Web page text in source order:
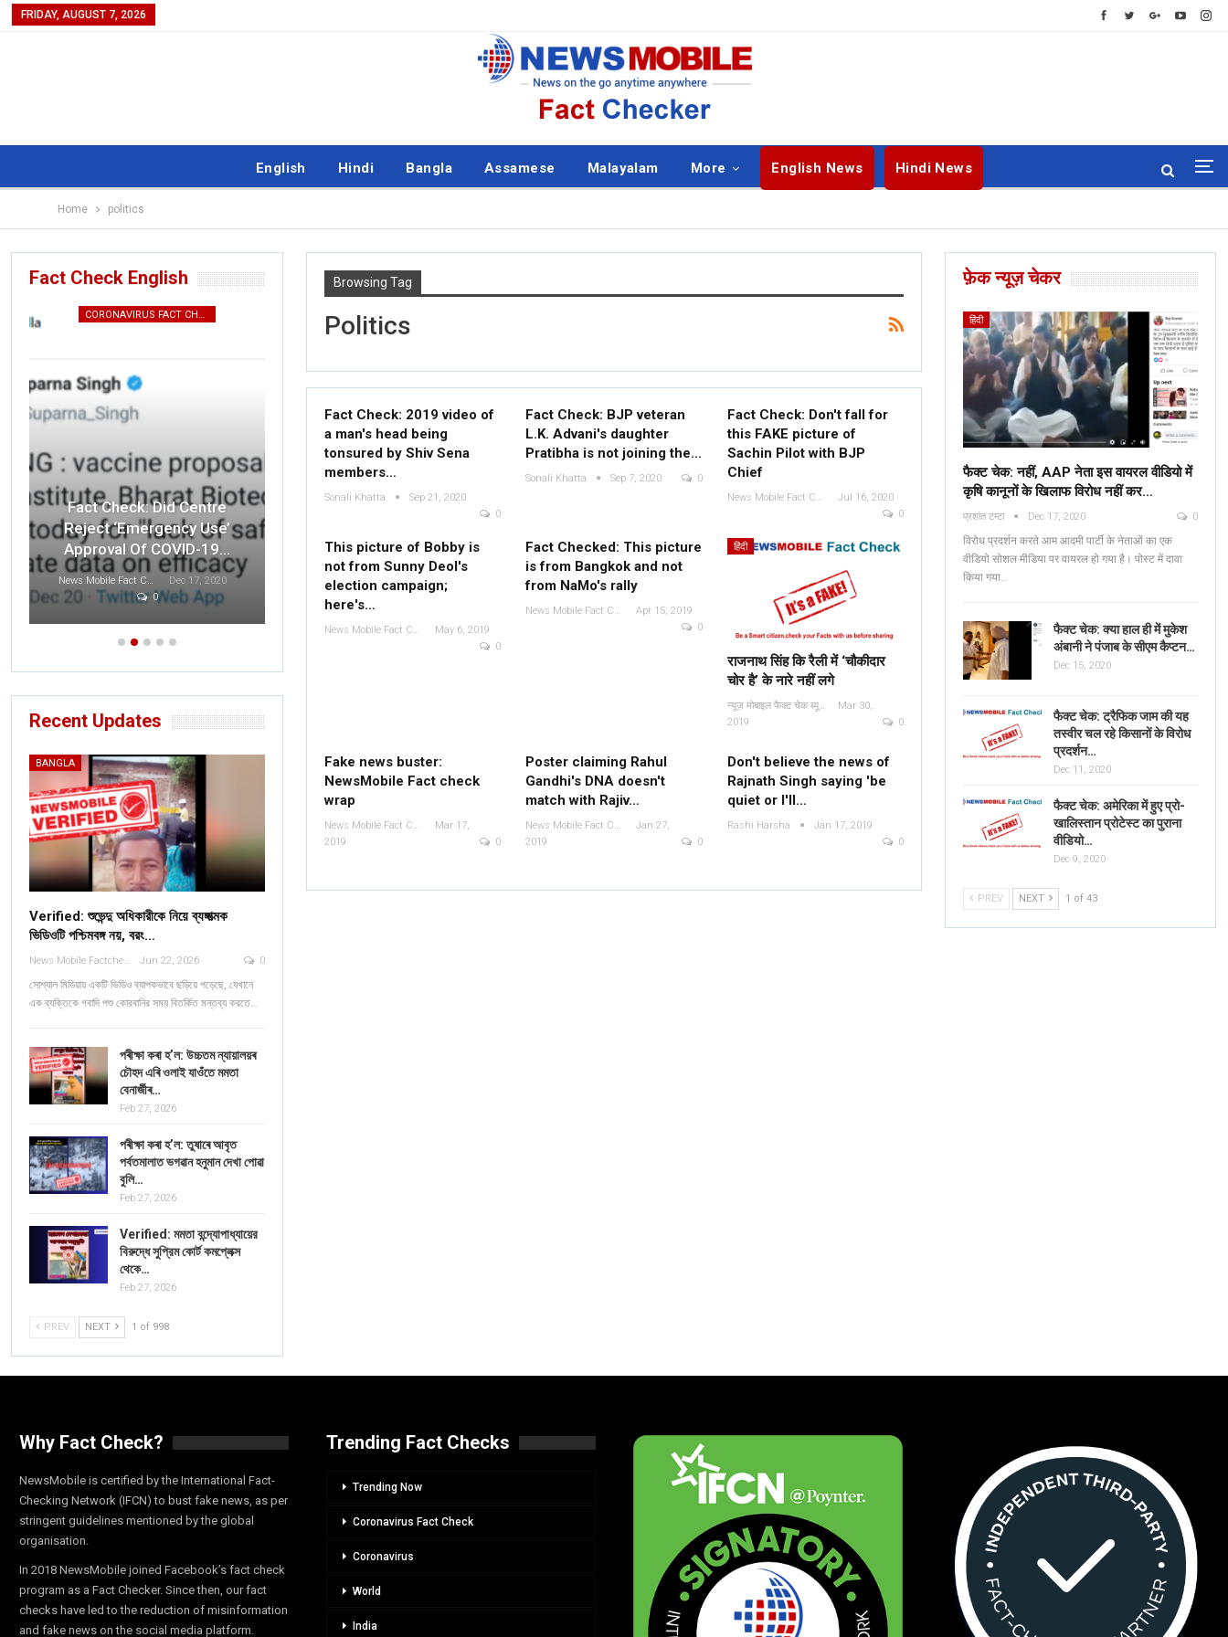
FRIDAY, AUGUST 7, 2026
English Hindi Bangla Assamese Malayalam More English News Hindi News
Home politics
Browsing Tag
Politics
Fact Check: 2019 video of
a man's head being
tonsured by Shiv Sena
members…
Sonali Khatta
Sep 21, 2020
0
Fact Check: BJP veteran
L.K. Advani's daughter
Pratibha is not joining the…
Sonali Khatta Sep 7, 2020 0
Fact Check: Don't fall for
this FAKE picture of
Sachin Pilot with BJP
Chief
News Mobile Fact Check Bureau
Jul 16, 2020
0
This picture of Bobby is
not from Sunny Deol's
election campaign;
here's…
News Mobile Fact Check Bureau
May 6, 2019
0
Fact Checked: This picture
is from Bangkok and not
from NaMo's rally
News Mobile Fact Check Bureau
Apr 15, 2019
0
हिंदी
राजनाथ सिंह कि रैली में ‘चौकीदार
चोर है’ के नारे नहीं लगे
न्यूज़ मोबाइल फैक्ट चेक ब्यूरो
Mar 30,
2019
0
Fake news buster:
NewsMobile Fact check
wrap
News Mobile Fact Check Bureau
Mar 17,
2019
0
Poster claiming Rahul
Gandhi's DNA doesn't
match with Rajiv…
News Mobile Fact Check Bureau
Jan 27,
2019
0
Don't believe the news of
Rajnath Singh saying 'be
quiet or I'll…
Rashi Harsha
Jan 17, 2019
0
फ़ेक न्यूज़ चेकर
हिंदी
फैक्ट चेक: नहीं, AAP नेता इस वायरल वीडियो में
कृषि कानूनों के खिलाफ विरोध नहीं कर…
प्रशांत टम्टा Dec 17, 2020 0
विरोध प्रदर्शन करते आम आदमी पार्टी के नेताओं का एक
वीडियो सोशल मीडिया पर वायरल हो गया है। पोस्ट में दावा
किया गया…
फैक्ट चेक: क्या हाल ही में मुकेश
अंबानी ने पंजाब के सीएम कैप्टन…
Dec 15, 2020
फैक्ट चेक: ट्रैफिक जाम की यह
तस्वीर चल रहे किसानों के विरोध
प्रदर्शन…
Dec 11, 2020
फैक्ट चेक: अमेरिका में हुए प्रो-
खालिस्तान प्रोटेस्ट का पुराना
वीडियो…
Dec 9, 2020
PREV NEXT 1 of 43
Fact Check English
CORONAVIRUS FACT CHECK
Fact Check: Did Centre
Reject ‘Emergency Use’
Approval Of COVID-19…
News Mobile Fact Check Bureau
Dec 17, 2020
0
Fact Check: Old Pictures Of
Disrespected Falsely Linked
To…
Sonali Khatta
Fact Check: Video Showing
From…
Fact Check: No, AAP
Leaders Are NOT
Protesting Against Farm
Laws In The Viral…
Sonali Khatta
BANGLA
ব্যঙ্গাত্মক ভিডিওটি
Recent Updates
BANGLA
Verified: শুভেন্দু অধিকারীকে নিয়ে ব্যঙ্গাত্মক
ভিডিওটি পশ্চিমবঙ্গ নয়, বরং…
News Mobile Factcheck Bureau Jun 22, 2026 0
সোশ্যাল মিডিয়ায় একটি ভিডিও ব্যাপকভাবে ছড়িয়ে পড়েছে, যেখানে
এক ব্যক্তিকে গবাদি পশু কোরবানির সময় বিতর্কিত মন্তব্য করতে…
পৰীক্ষা কৰা হ’ল: উচ্চতম ন্যায়ালয়ৰ
চৌহদ এৰি ওলাই যাওঁতে মমতা
বেনাৰ্জীৰ…
Feb 27, 2026
পৰীক্ষা কৰা হ’ল: তুষাৰে আবৃত
পৰ্বতমালাত ভগৱান হনুমান দেখা পোৱা
বুলি…
Feb 27, 2026
Verified: মমতা বন্দ্যোপাধ্যায়ের
বিরুদ্ধে সুপ্রিম কোর্ট কমপ্লেক্স
থেকে…
Feb 27, 2026
PREV NEXT 1 of 998
Why Fact Check?
NewsMobile is certified by the International Fact-
Checking Network (IFCN) to bust fake news, as per
stringent guidelines mentioned by the global
organisation.
In 2018 NewsMobile joined Facebook’s fact check
program as a Fact Checker. Since then, our fact
checks have led to the reduction of misinformation
and fake news on the social media platform.
Trending Fact Checks
Trending Now
Coronavirus Fact Check
Coronavirus
World
India